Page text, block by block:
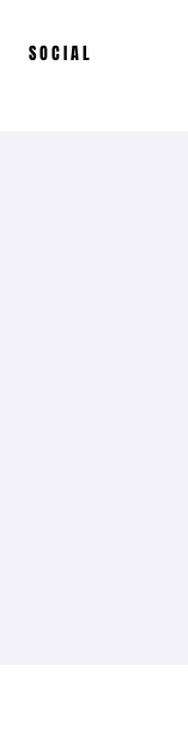
S O C I A L